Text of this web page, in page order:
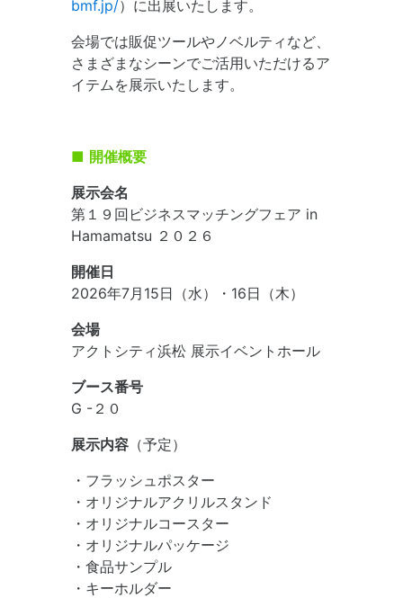
bmf.jp/）に出展いたします。
会場では販促ツールやノベルティなど、
さまざまなシーンでご活用いただけるア
イテムを展示いたします。
■ 開催概要
展示会名
第１９回ビジネスマッチングフェア in
Hamamatsu ２０２６
開催日
2026年7月15日（水）・16日（木）
会場
アクトシティ浜松 展示イベントホール
ブース番号
G -２０
展示内容 （予定）
・フラッシュポスター
・オリジナルアクリルスタンド
・オリジナルコースター
・オリジナルパッケージ
・食品サンプル
・キーホルダー